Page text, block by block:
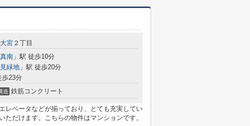
宮 ２丁目
南 」駅 徒歩10分
緑地 」駅 徒歩20分
歩23分
造 鉄筋コンクリート
レベータなどが揃っており、とても充実してい
ただけます。こちらの物件はマンションです。